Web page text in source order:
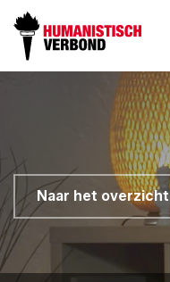
Naar het overzicht